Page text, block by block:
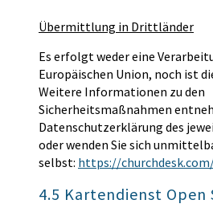
Übermittlung in Drittländer
Es erfolgt weder eine
Europäischen Union, noch ist
Weitere Informationen zu den
Sicherheitsmaßnahmen
Datenschutzerklärung des
oder wenden Sie sich
selbst: https://
4.5 Kartendienst Open